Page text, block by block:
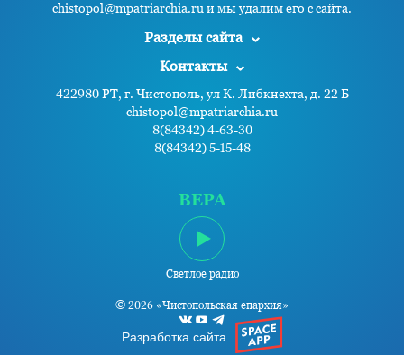
chistopol@mpatriarchia.ru и мы удалим его с сайта.
Разделы сайта
Контакты
422980 РТ, г. Чистополь, ул К. Либкнехта, д. 22 Б
chistopol@mpatriarchia.ru
8(84342) 4-63-30
8(84342) 5-15-48
ВЕРА
Светлое радио
© 2026 «Чистопольская епархия»
Разработка сайта